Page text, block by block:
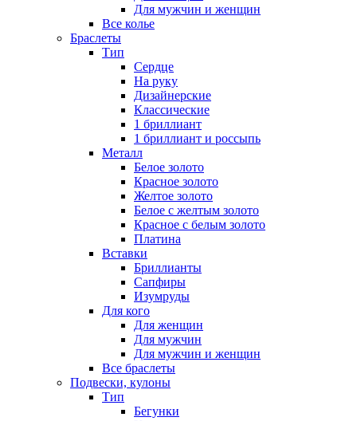
Для мужчин и женщин
Все колье
Браслеты
Тип
Сердце
На руку
Дизайнерские
Классические
1 бриллиант
1 бриллиант и россыпь
Металл
Белое золото
Красное золото
Желтое золото
Белое с желтым золото
Красное с белым золото
Платина
Вставки
Бриллианты
Сапфиры
Изумруды
Для кого
Для женщин
Для мужчин
Для мужчин и женщин
Все браслеты
Подвески, кулоны
Тип
Бегунки